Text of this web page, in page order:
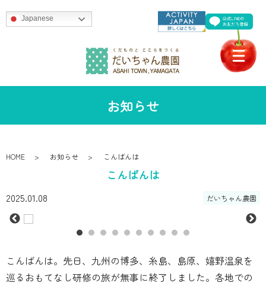
Japanese
お知らせ
HOME お知らせ こんばんは
こんばんは
2025.01.08 だいちゃん農園
こんばんは。先日、九州の博多、糸島、島原、嬉野温泉を
巡るおもてなし研修の旅が無事に終了しました。各地での